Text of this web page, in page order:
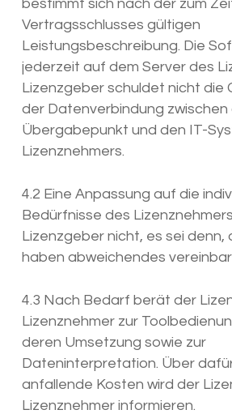
bestimmt sich nach der zum
Vertragsschlusses gültigen
Leistungsbeschreibung. Die
jederzeit auf dem Server des
Lizenzgeber schuldet nicht die
der Datenverbindung zwischen
Übergabepunkt und den IT-
Lizenznehmers.
4.2 Eine Anpassung auf die
Bedürfnisse des
Lizenzgeber nicht, es sei denn,
haben abweichendes
4.3 Nach Bedarf berät der
Lizenznehmer zur
deren Umsetzung sowie zur
Dateninterpretation. Über
anfallende Kosten wird der
Lizenznehmer informieren.